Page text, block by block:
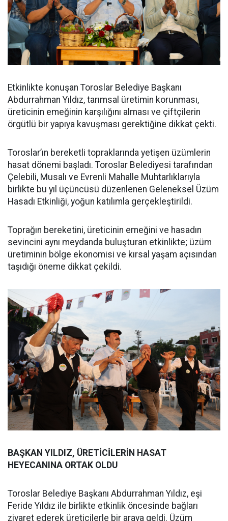
Etkinlikte konuşan Toroslar Belediye Başkanı
Abdurrahman Yıldız, tarımsal üretimin korunması,
üreticinin emeğinin karşılığını alması ve çiftçilerin
örgütlü bir yapıya kavuşması gerektiğine dikkat çekti.
Toroslar’ın bereketli topraklarında yetişen üzümlerin
hasat dönemi başladı. Toroslar Belediyesi tarafından
Çelebili, Musalı ve Evrenli Mahalle Muhtarlıklarıyla
birlikte bu yıl üçüncüsü düzenlenen Geleneksel Üzüm
Hasadı Etkinliği, yoğun katılımla gerçekleştirildi.
Toprağın bereketini, üreticinin emeğini ve hasadın
sevincini aynı meydanda buluşturan etkinlikte; üzüm
üretiminin bölge ekonomisi ve kırsal yaşam açısından
taşıdığı öneme dikkat çekildi.
BAŞKAN YILDIZ, ÜRETİCİLERİN HASAT
HEYECANINA ORTAK OLDU
Toroslar Belediye Başkanı Abdurrahman Yıldız, eşi
Feride Yıldız ile birlikte etkinlik öncesinde bağları
ziyaret ederek üreticilerle bir araya geldi. Üzüm